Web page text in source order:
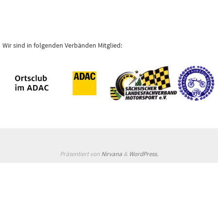
Wir sind in folgenden Verbänden Mitglied:
Präsentiert von Nirvana & WordPress.